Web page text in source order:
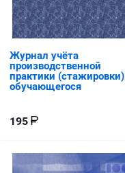
Журнал учёта
производственной
практики (стажировки)
обучающегося
195